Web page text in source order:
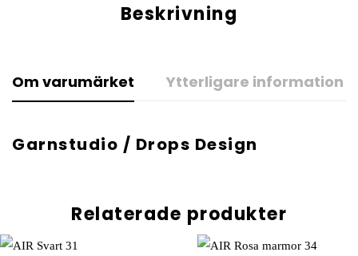
Beskrivning
Om varumärket Ytterligare information
Garnstudio / Drops Design
Relaterade produkter